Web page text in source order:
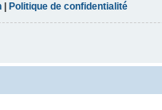
Politique de confidentialité